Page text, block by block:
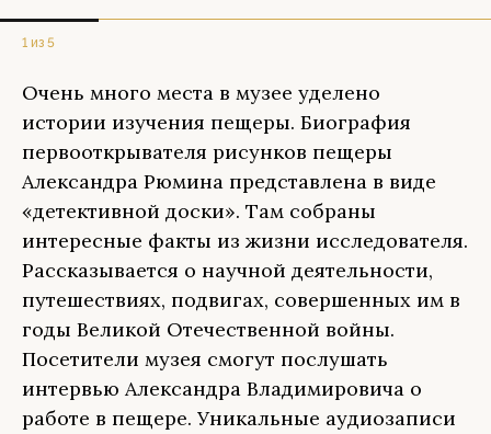
1 из 5
Очень много места в музее уделено
истории изучения пещеры. Биография
первооткрывателя рисунков пещеры
Александра Рюмина представлена в виде
«детективной доски». Там собраны
интересные факты из жизни исследователя.
Рассказывается о научной деятельности,
путешествиях, подвигах, совершенных им в
годы Великой Отечественной войны.
Посетители музея смогут послушать
интервью Александра Владимировича о
работе в пещере. Уникальные аудиозаписи